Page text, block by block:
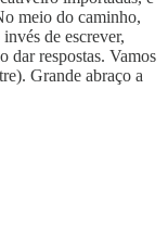
meio do caminho,
de escrever,
dar respostas. Vamos
Grande abraço a